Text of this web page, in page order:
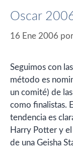
Oscar
16 Ene 2006 por
Seguimos con
método es
un comité) de
como finalistas.
tendencia es
Harry Potter y
de una Geisha